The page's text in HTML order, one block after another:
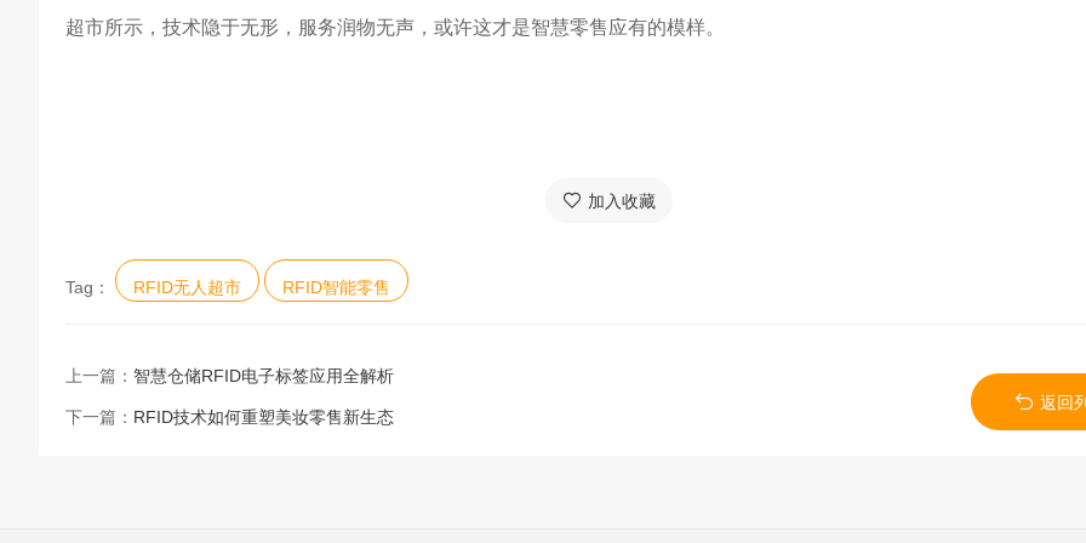
超市所示，技术隐于无形，服务润物无声，或许这才是智慧零售应有的模样。
加入收藏
Tag： RFID无人超市 RFID智能零售
上一篇： 智慧仓储RFID电子标签应用全解析
下一篇： RFID技术如何重塑美妆零售新生态
返回